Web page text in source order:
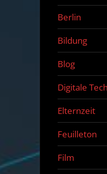
Berlin
Bildung
Blog
Digitale
Elternzeit
Feuilleton
Film